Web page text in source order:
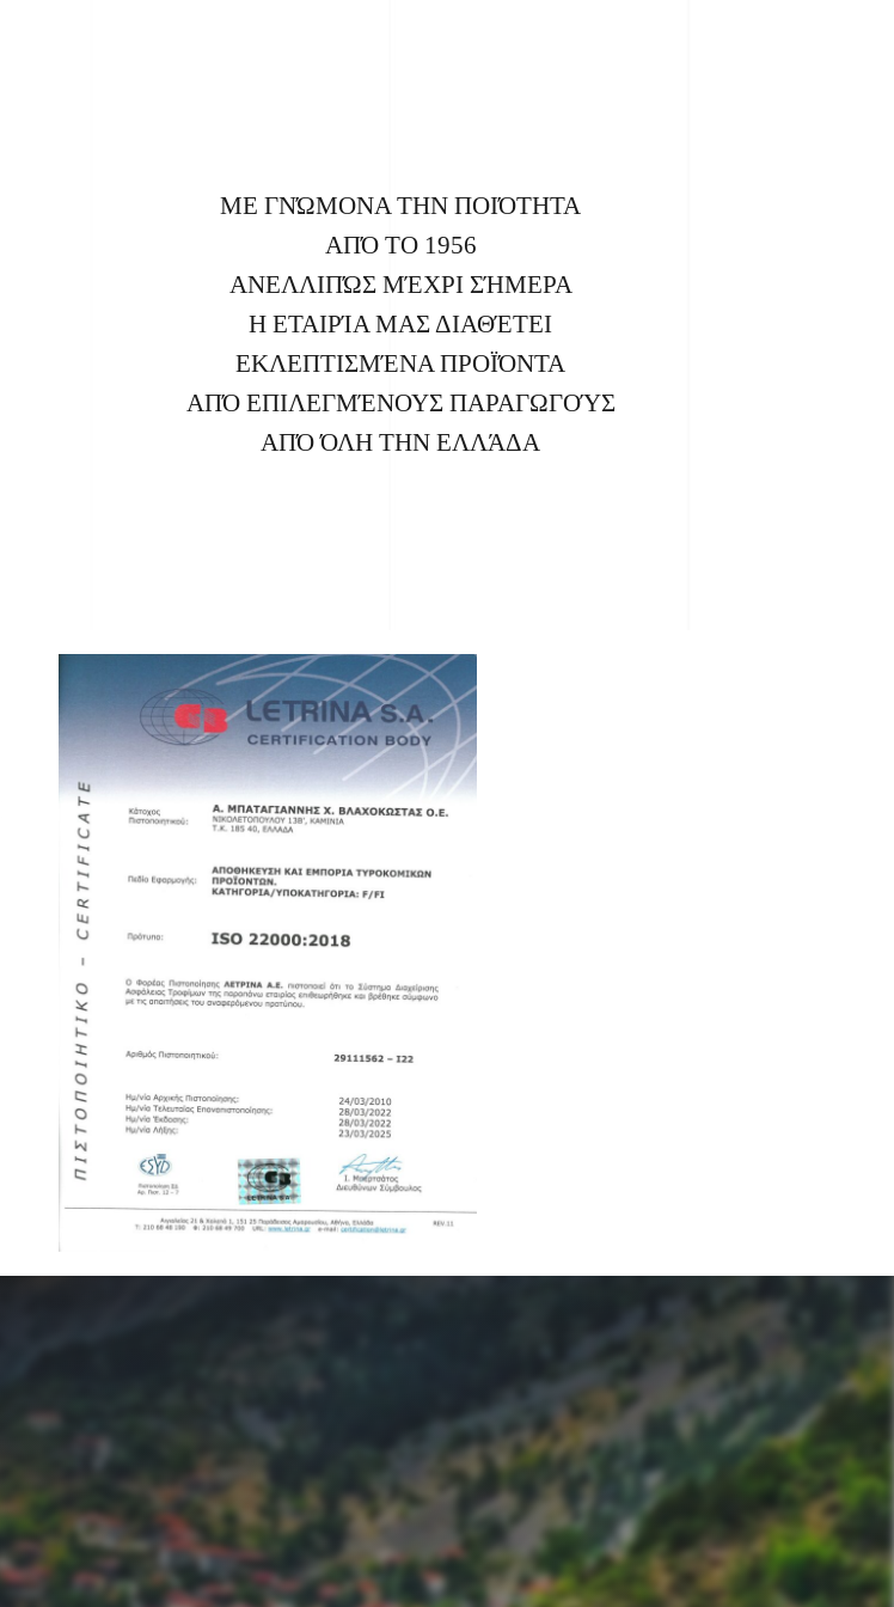
ΜΕ ΓΝΏΜΟΝΑ ΤΗΝ ΠΟΙΌΤΗΤΑ
ΑΠΌ ΤΟ 1956
ΑΝΕΛΛΙΠΏΣ ΜΈΧΡΙ ΣΉΜΕΡΑ
Η ΕΤΑΙΡΊΑ ΜΑΣ ΔΙΑΘΈΤΕΙ
ΕΚΛΕΠΤΙΣΜΈΝΑ ΠΡΟΪΌΝΤΑ
ΑΠΌ ΕΠΙΛΕΓΜΈΝΟΥΣ ΠΑΡΑΓΩΓΟΎΣ
ΑΠΌ ΌΛΗ ΤΗΝ ΕΛΛΆΔΑ